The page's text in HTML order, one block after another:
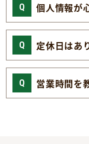
個人情報が
定休日はあ
営業時間を